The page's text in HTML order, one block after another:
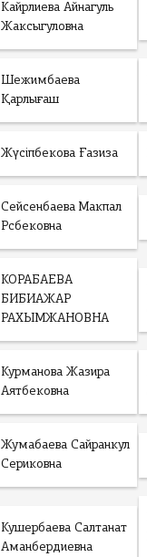
Кайрлиева Айнагуль
Жаксыгуловна
Шежимбаева
Қарлығаш
Жүсіпбекова Ғазиза
Сейсенбаева Макпал
Рсбековна
КОРАБАЕВА
БИБИАЖАР
РАХЫМЖАНОВНА
Курманова Жазира
Аятбековна
Жумабаева Сайранкул
Сериковна
Кушербаева Салтанат
Аманбердиевна